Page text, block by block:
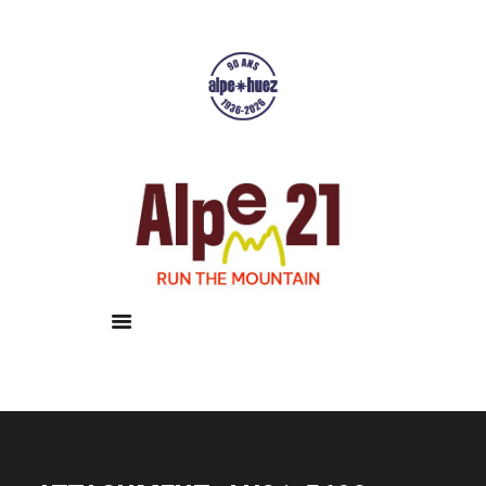
Résultats
Galerie
Infos pratiques